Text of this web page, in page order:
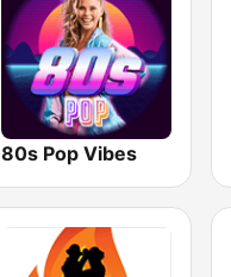
80s Pop Vibes